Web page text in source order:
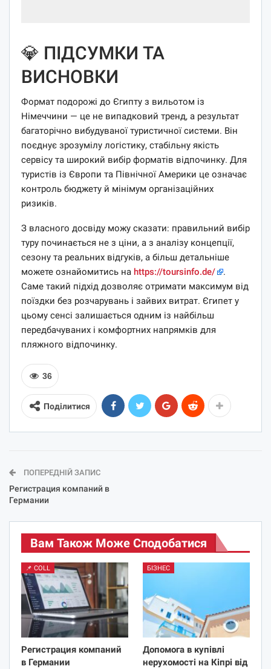
💎 ПІДСУМКИ ТА
ВИСНОВКИ
Формат подорожі до Єгипту з вильотом із
Німеччини — це не випадковий тренд, а результат
багаторічно вибудуваної туристичної системи. Він
поєднує зрозумілу логістику, стабільну якість
сервісу та широкий вибір форматів відпочинку. Для
туристів із Європи та Північної Америки це означає
контроль бюджету й мінімум організаційних
ризиків.
З власного досвіду можу сказати: правильний вибір
туру починається не з ціни, а з аналізу концепції,
сезону та реальних відгуків, а більш детальніше
можете ознайомитись на https://toursinfo.de/
.
Саме такий підхід дозволяє отримати максимум від
поїздки без розчарувань і зайвих витрат. Єгипет у
цьому сенсі залишається одним із найбільш
передбачуваних і комфортних напрямків для
пляжного відпочинку.
36
Поділитися
ПОПЕРЕДНІЙ ЗАПИС
Регистрация компаний в
Германии
Вам Також Може Сподобатися
📌 COLL
Регистрация компаний
в Германии
БІЗНЕС
Допомога в купівлі
нерухомості на Кіпрі від